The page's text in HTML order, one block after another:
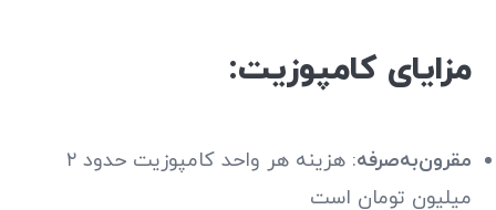
مزایای کامپوزیت:
مقرون‌به‌صرفه
: هزینه هر واحد کامپوزیت حدود ۲
میلیون تومان است